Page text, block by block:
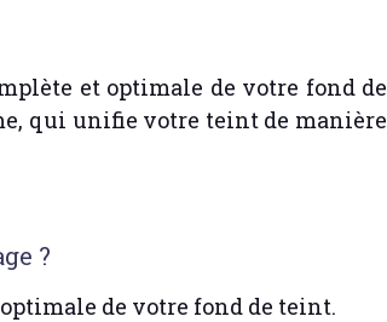
et optimale de votre fond de
qui unifie votre teint de manière
?
de votre fond de teint.